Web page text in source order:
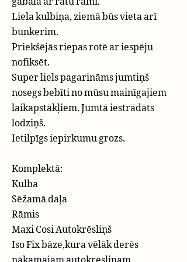
Liela kulbiņa, ziemā būs vieta arī
bunkerim.
Priekšējās riepas rotē ar iespēju
nofiksēt.
Super liels pagarināms jumtiņš
nosegs bebīti no mūsu mainīgajiem
laikapstākļiem. Jumtā iestrādāts
lodziņš.
Ietilpīgs iepirkumu grozs.
Komplektā:
Kulba
Sēžamā daļa
Rāmis
Maxi Cosi Autokrēsliņš
Iso Fix bāze,kura vēlāk derēs